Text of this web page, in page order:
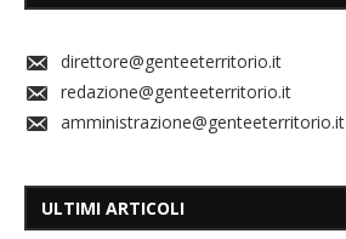
direttore@genteeterritorio.it
redazione@genteeterritorio.it
amministrazione@genteeterritorio.it
ULTIMI ARTICOLI